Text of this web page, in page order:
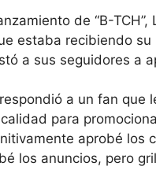
de “B-
estaba recibiendo
a sus seguidores a
a un fan que
para
aprobé los
los anuncios, pero